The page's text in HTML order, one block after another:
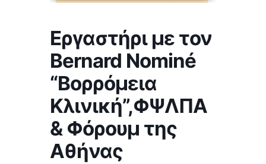
Εργαστήρι με τον
Bernard Nominé
“Βορρόμεια
Κλινική”,ΦΨΛΠΑ
& Φόρουμ της
Αθήνας